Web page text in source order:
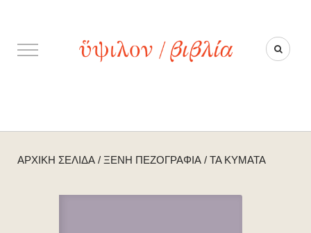
ΑΡΧΙΚΉ ΣΕΛΊΔΑ / ΞΈΝΗ ΠΕΖΟΓΡΑΦΊΑ / ΤΑ ΚΎΜΑΤΑ